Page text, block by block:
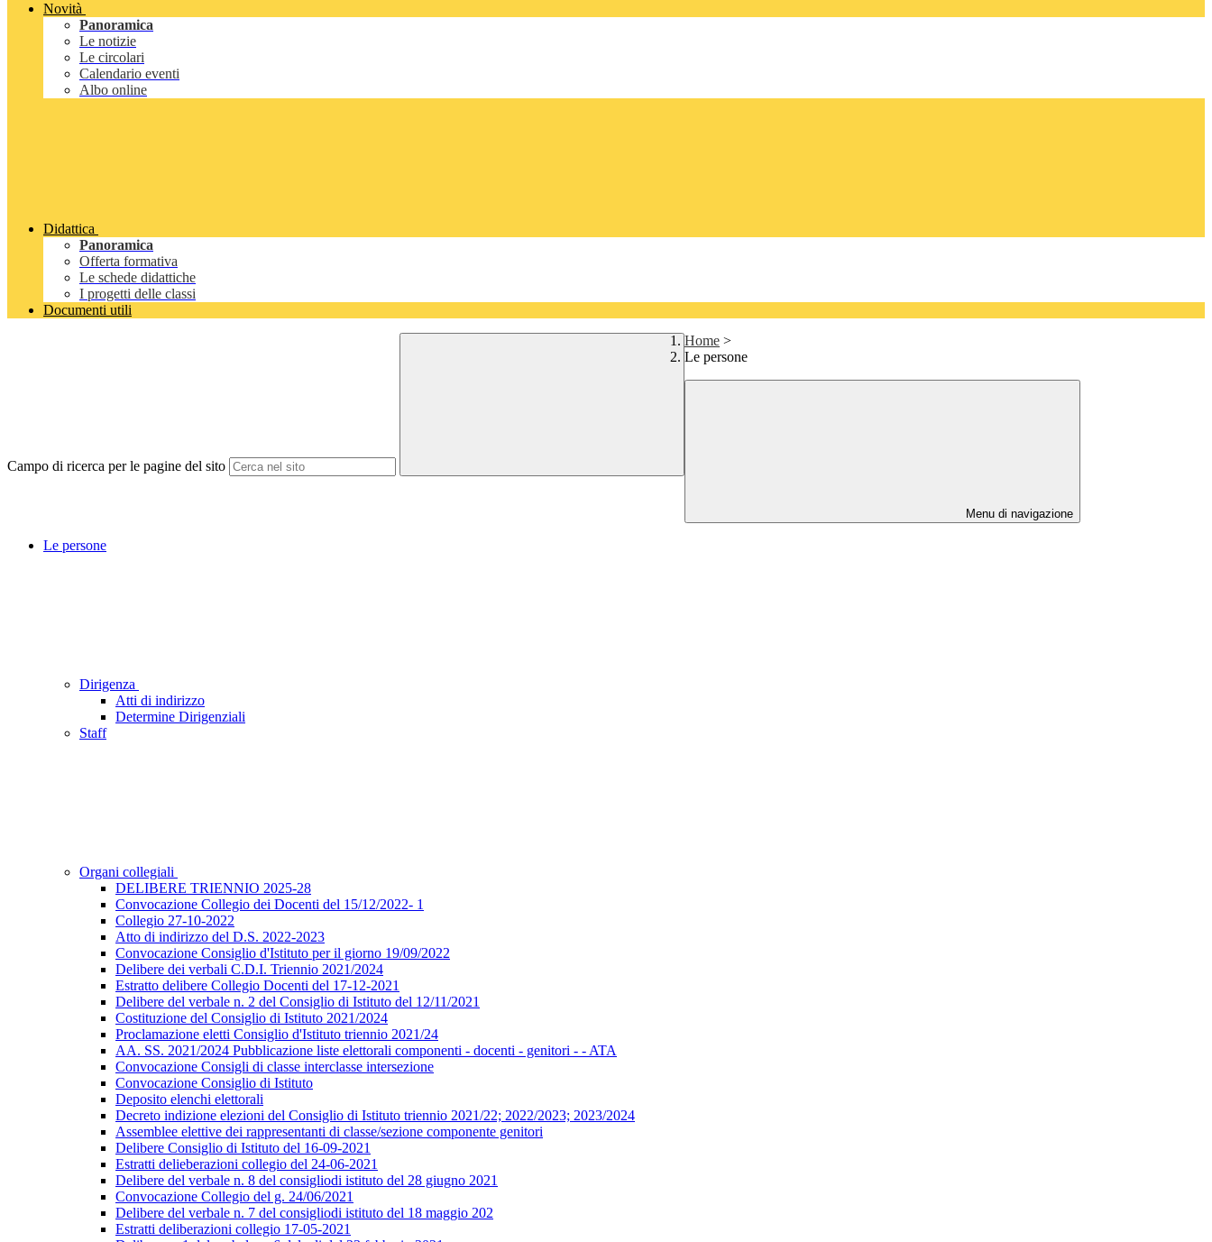
Novità
Panoramica
Le notizie
Le circolari
Calendario eventi
Albo online
Didattica
Panoramica
Offerta formativa
Le schede didattiche
I progetti delle classi
Documenti utili
Campo di ricerca per le pagine del sito
Home >
Le persone
Menu di navigazione
Le persone
Dirigenza
Atti di indirizzo
Determine Dirigenziali
Staff
Organi collegiali
DELIBERE TRIENNIO 2025-28
Convocazione Collegio dei Docenti del 15/12/2022- 1
Collegio 27-10-2022
Atto di indirizzo del D.S. 2022-2023
Convocazione Consiglio d'Istituto per il giorno 19/09/2022
Delibere dei verbali C.D.I. Triennio 2021/2024
Estratto delibere Collegio Docenti del 17-12-2021
Delibere del verbale n. 2 del Consiglio di Istituto del 12/11/2021
Costituzione del Consiglio di Istituto 2021/2024
Proclamazione eletti Consiglio d'Istituto triennio 2021/24
AA. SS. 2021/2024 Pubblicazione liste elettorali componenti - docenti - genitori - - ATA
Convocazione Consigli di classe interclasse intersezione
Convocazione Consiglio di Istituto
Deposito elenchi elettorali
Decreto indizione elezioni del Consiglio di Istituto triennio 2021/22; 2022/2023; 2023/2024
Assemblee elettive dei rappresentanti di classe/sezione componente genitori
Delibere Consiglio di Istituto del 16-09-2021
Estratti delieberazioni collegio del 24-06-2021
Delibere del verbale n. 8 del consigliodi istituto del 28 giugno 2021
Convocazione Collegio del g. 24/06/2021
Delibere del verbale n. 7 del consigliodi istituto del 18 maggio 202
Estratti deliberazioni collegio 17-05-2021